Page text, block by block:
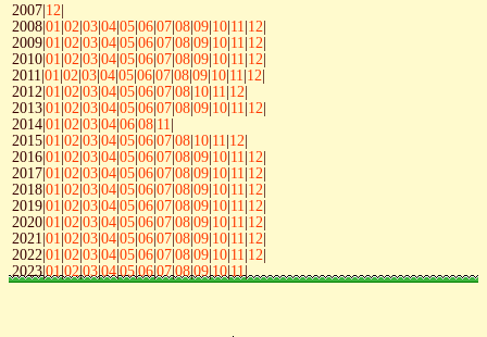
2007|12|
2008|01|02|03|04|05|06|07|08|09|10|11|12|
2009|01|02|03|04|05|06|07|08|09|10|11|12|
2010|01|02|03|04|05|06|07|08|09|10|11|12|
2011|01|02|03|04|05|06|07|08|09|10|11|12|
2012|01|02|03|04|05|06|07|08|10|11|12|
2013|01|02|03|04|05|06|07|08|09|10|11|12|
2014|01|02|03|04|06|08|11|
2015|01|02|03|04|05|06|07|08|10|11|12|
2016|01|02|03|04|05|06|07|08|09|10|11|12|
2017|01|02|03|04|05|06|07|08|09|10|11|12|
2018|01|02|03|04|05|06|07|08|09|10|11|12|
2019|01|02|03|04|05|06|07|08|09|10|11|12|
2020|01|02|03|04|05|06|07|08|09|10|11|12|
2021|01|02|03|04|05|06|07|08|09|10|11|12|
2022|01|02|03|04|05|06|07|08|09|10|11|12|
2023|01|02|03|04|05|06|07|08|09|10|11|